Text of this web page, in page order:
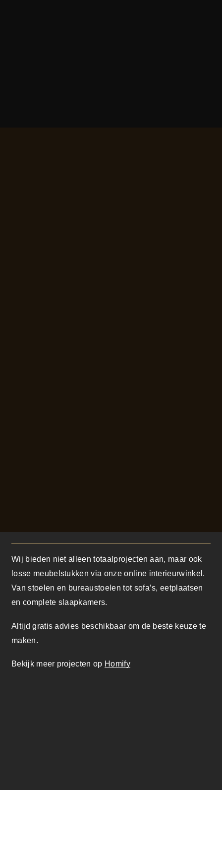
Wij bieden niet alleen totaalprojecten aan, maar ook
losse meubelstukken via onze online interieurwinkel.
Van stoelen en bureaustoelen tot sofa’s, eetplaatsen
en complete slaapkamers.
Altijd gratis advies beschikbaar om de beste keuze te
maken.
Bekijk meer projecten op Homify